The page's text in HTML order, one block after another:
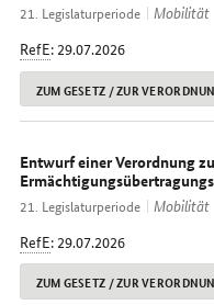
21. Legislaturperiode
Mobilität
RefE: 29.07.2026
ZUM GESETZ / ZUR
Entwurf einer Verordnung
21. Legislaturperiode
Mobilität
RefE: 29.07.2026
ZUM GESETZ / ZUR